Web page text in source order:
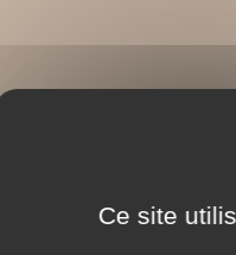
Ce site